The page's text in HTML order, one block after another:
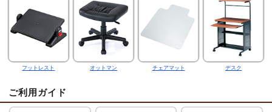
フットレスト オットマン チェアマット デスク
ご利用ガイド